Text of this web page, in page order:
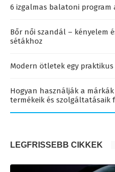
6 izgalmas balatoni program
Bőr női szandál – kényelem
sétákhoz
Modern ötletek egy
Hogyan használják a
termékeik és szolgáltatásaik
LEGFRISSEBB CIKKEK